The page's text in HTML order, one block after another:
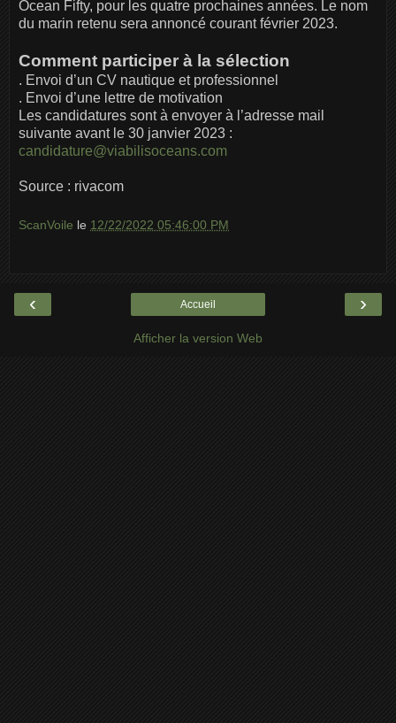
Ocean Fifty, pour les quatre prochaines années. Le nom
du marin retenu sera annoncé courant février 2023.
Comment participer à la sélection
. Envoi d’un CV nautique et professionnel
. Envoi d’une lettre de motivation
Les candidatures sont à envoyer à l’adresse mail
suivante avant le 30 janvier 2023 :
candidature@viabilisoceans.com
Source : rivacom
ScanVoile le 12/22/2022 05:46:00 PM
‹ ›
Accueil
Afficher la version Web